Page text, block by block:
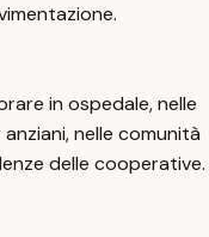
in ospedale, nelle
nelle comunità
delle cooperative.